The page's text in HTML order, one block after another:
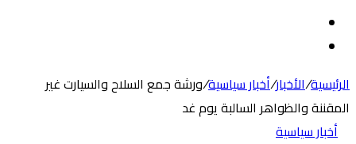
الرئيسية/الأخبار/أخبار سياسية/ورشة جمع السلاح والسيارت غير
المقننة والظواهر السالبة يوم غد
أخبار سياسية